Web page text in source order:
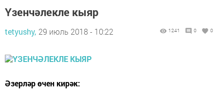
Үзенчәлекле кыяр
tetyushy, 29 июль 2018 - 10:22 1241 0 0
Әзерләр өчен кирәк: